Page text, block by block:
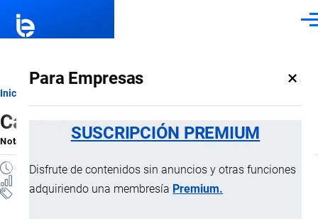
Para Empresas ×
SUSCRIPCIÓN PREMIUM
Disfrute de contenidos sin anuncios y otras funciones
adquiriendo una membresía Premium.
Ruta
de
navegación
Inicio
Capítulo 48
Nota ExplicativaporImportaciones …, 15 Julio, 2024
27 MINUTOS
Notas Explicativas